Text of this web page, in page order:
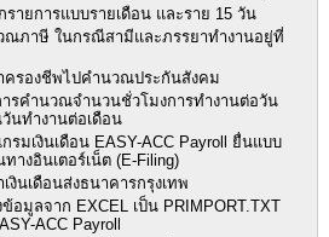
ายการแบบรายเดือน และราย 15 วัน
ณภาษี ในกรณีสามีและภรรยาทำงานอยู่ที่
ครองชีพไปคำนวณประกันสังคม
ารคำนวณจำนวนชั่วโมงการทำงานต่อวัน
นทำงานต่อเดือน
รมเงินเดือน EASY-ACC Payroll ยื่นแบบ
างอินเตอร์เน็ต (E-Filing)
งินเดือนส่งธนาคารกรุงเทพ
อมูลจาก EXCEL เป็น PRIMPORT.TXT
ACC Payroll